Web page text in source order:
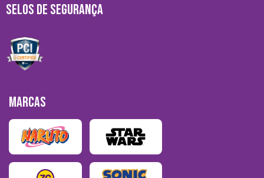
SELOS DE SEGURANÇA
MARCAS